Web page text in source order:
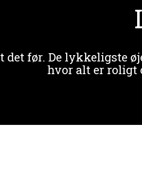
det før. De lykkeligste
hvor alt er roligt